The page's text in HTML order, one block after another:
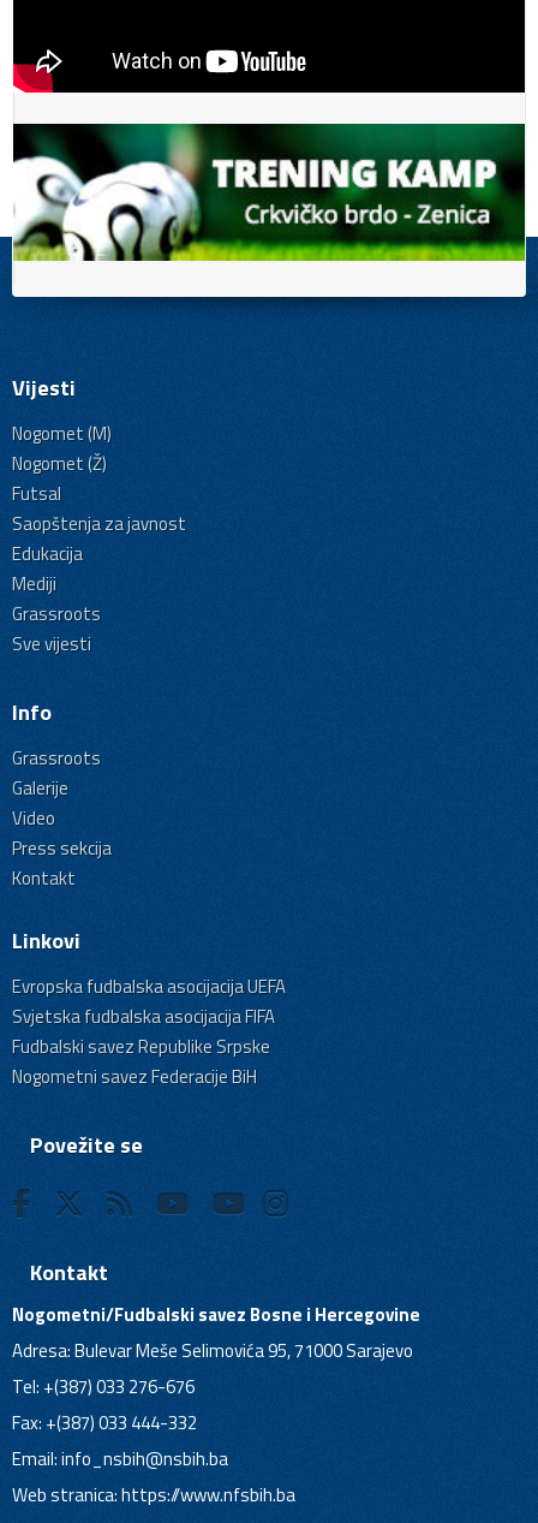
Vijesti
Nogomet (M)
Nogomet (Ž)
Futsal
Saopštenja za javnost
Edukacija
Mediji
Grassroots
Sve vijesti
Info
Grassroots
Galerije
Video
Press sekcija
Kontakt
Linkovi
Evropska fudbalska asocijacija UEFA
Svjetska fudbalska asocijacija FIFA
Fudbalski savez Republike Srpske
Nogometni savez Federacije BiH
Povežite se
Kontakt
Nogometni/Fudbalski savez Bosne i Hercegovine
Adresa: Bulevar Meše Selimovića 95, 71000 Sarajevo
Tel: +(387) 033 276-676
Fax: +(387) 033 444-332
Email:info_nsbih@nsbih.ba
Web stranica: https://www.nfsbih.ba